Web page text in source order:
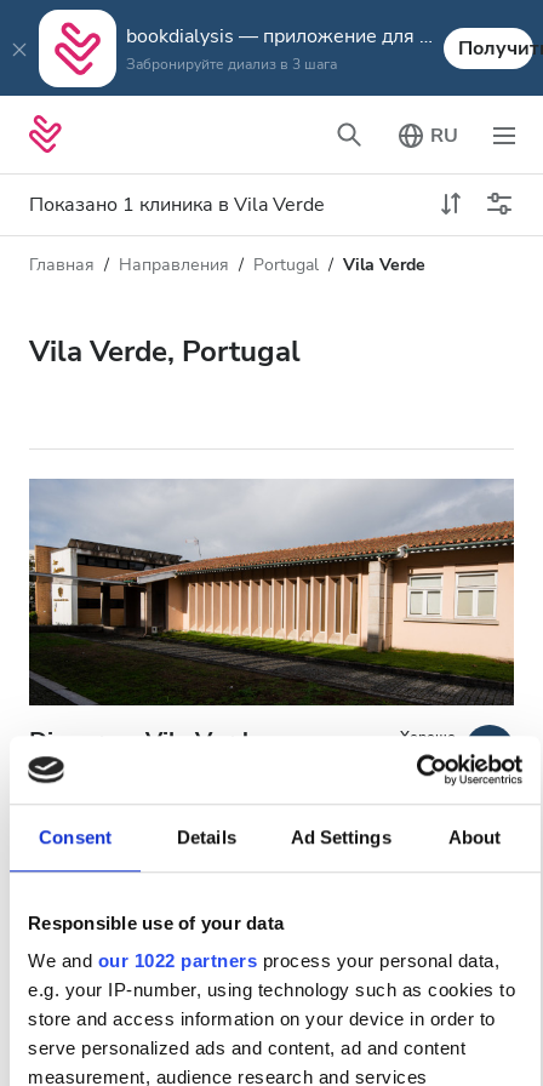
Consent Details Ad Settings About
Responsible use of your data
We and our 1022 partners process your personal data,
e.g. your IP-number, using technology such as cookies to
store and access information on your device in order to
serve personalized ads and content, ad and content
measurement, audience research and services
bookdialysis — приложение для путешествий
Забронируйте диализ в 3 шага
RU
Показано 1 клиника в Vila Verde
Тип диализа
Все виды диализа
Пациенты с ВИЧ
Пациенты с гепатитом B
Пациенты с гепатитом C
Напитки
Бесплатный Wi-Fi
Телевизоры
Бесплатный трансфер
Расстояние
Главная Направления Portugal Vila Verde
Vila Verde, Portugal
Diaverum Vila Verde
Vila Verde, Portugal
Хорошо
1 отзыв
7.8
Покрывается EHIC Покрывается GHIC
Диализ HD €160.3
Диализ HDF €160.3
Забронировать